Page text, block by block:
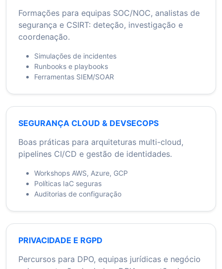
Formações para equipas SOC/NOC, analistas de
segurança e CSIRT: deteção, investigação e
coordenação.
Simulações de incidentes
Runbooks e playbooks
Ferramentas SIEM/SOAR
SEGURANÇA CLOUD & DEVSECOPS
Boas práticas para arquiteturas multi-cloud,
pipelines CI/CD e gestão de identidades.
Workshops AWS, Azure, GCP
Políticas IaC seguras
Auditorias de configuração
PRIVACIDADE E RGPD
Percursos para DPO, equipas jurídicas e negócio